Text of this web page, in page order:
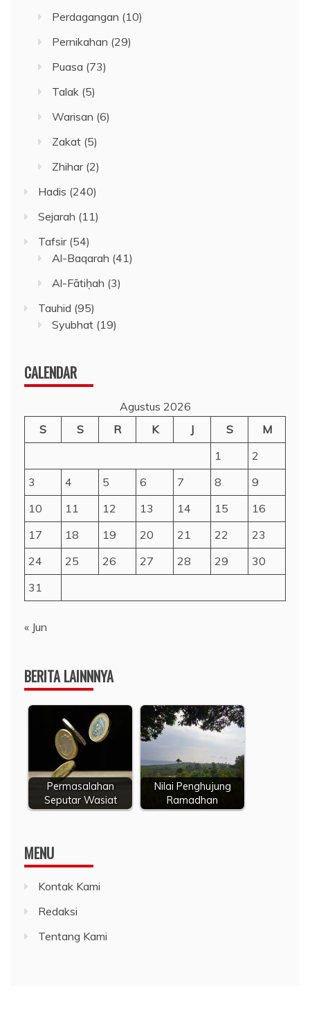
Perdagangan (10)
Pernikahan (29)
Puasa (73)
Talak (5)
Warisan (6)
Zakat (5)
Zhihar(2)
Hadis (240)
Sejarah (11)
Tafsir(54)
Al-Baqarah (41)
Al-Fātiḥah (3)
Tauhid (95)
Syubhat (19)
CALENDAR
Agustus 2026
S
S R K J S
M
1
2
3
4 5 6 7 8
9
10
11 12 13 14 15
16
17
18 19 20 21 22
23
24
25 26 27 28 29
30
31
« Jun
BERITA LAINNNYA
Permasalahan
Seputar Wasiat
Nilai Penghujung
Ramadhan
MENU
Kontak Kami
Redaksi
Tentang Kami